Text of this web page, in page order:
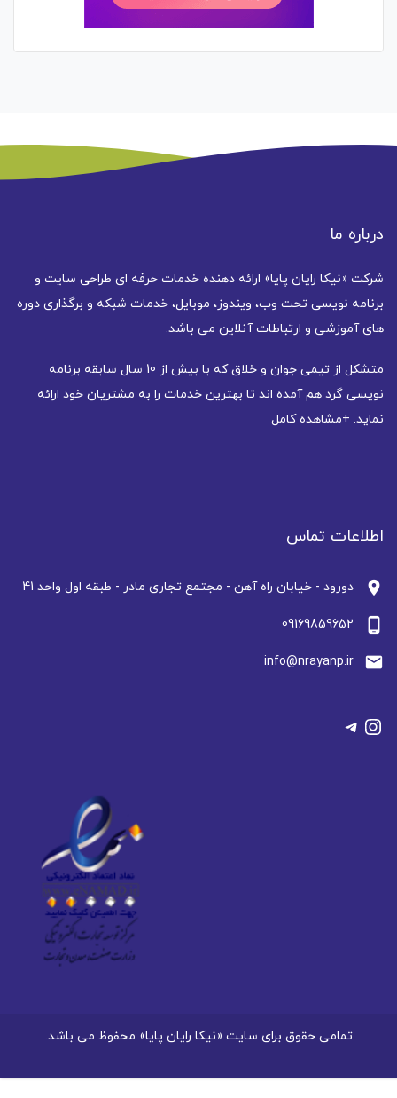
درباره ما
شرکت «نیکا رایان پایا» ارائه دهنده خدمات حرفه ای طراحی سایت و
برنامه نویسی تحت وب، ویندوز، موبایل، خدمات شبکه و برگذاری دوره
های آموزشی و ارتباطات آنلاین می باشد.
متشکل از تیمی جوان و خلاق که با بیش از 10 سال سابقه برنامه
نویسی گرد هم آمده اند تا بهترین خدمات را به مشتریان خود ارائه
نماید.+مشاهده کامل
اطلاعات تماس
location_on دورود - خیابان راه آهن - مجتمع تجاری مادر - طبقه اول واحد 41
phone_android
09169859652
email
info@nrayanp.ir
اینستاگرم
تلگرام
تمامی حقوق برای سایت «نیکا رایان پایا» محفوظ می باشد.